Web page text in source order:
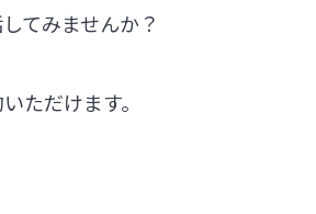
てみませんか？
ただけます。